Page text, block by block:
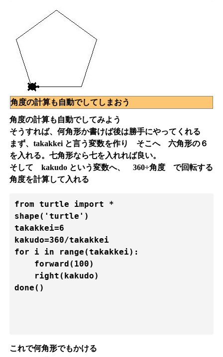
角度の計算も自動でしてしまおう
角度の計算も自動でしてみよう
そうすれば、何角形か書けば後は勝手にやってくれる
まず、takakkei と言う変数を作り そこへ 六角形の６
を入れる。七角形なら七を入れれば良い。
そして kakudo という変数へ、 360÷角度 で回転する
角度を計算して入れる
from turtle import *
shape('turtle')
takakkei=6
kakudo=360/takakkei
for i in range(takakkei):
    forward(100)
    right(kakudo)
done()
これで何角形でもかける